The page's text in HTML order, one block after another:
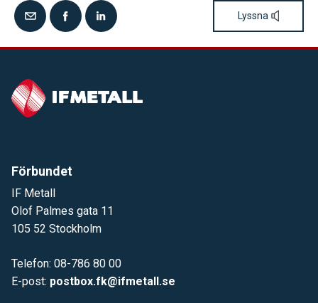
Lyssna
Förbundet
IF Metall
Olof Palmes gata 11
105 52 Stockholm
Telefon: 08-786 80 00
E-post: postbox.fk@ifmetall.se